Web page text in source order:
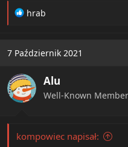
R
c
t
o
n
s
hrab
7 Październik 2021
Alu
Well-Known Member
kompowiec napisał: